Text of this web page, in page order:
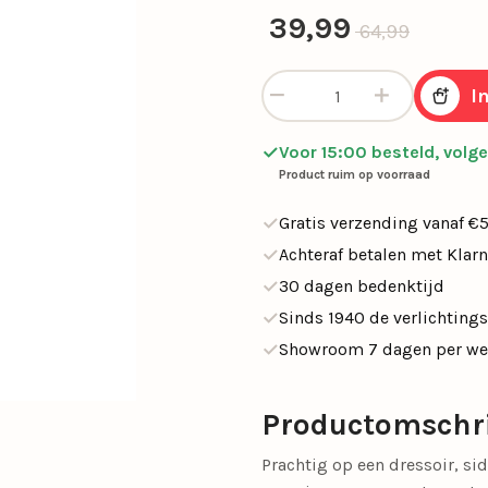
met lamp
Slimme
Touch Lampen
Segula
SALE buitenlampen
SALE
64,99
39,99
Huidige prijs
Chique tafellamp zwart met
Voor 15:00 besteld,
Product ruim op voorraad
Gratis verzending vanaf
Achteraf betalen met
30 dagen bedenktijd
Sinds 1940 de
Showroom 7 dagen per
Prachtig op een dressoir,